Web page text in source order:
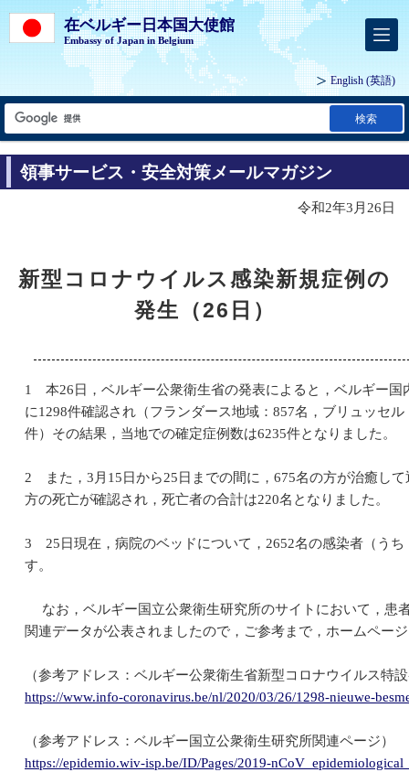
在ベルギー日本国大使館
Embassy of Japan in Belgium
English (英語)
検索
領事サービス・安全対策メールマガジン
令和2年3月26日
新型コロナウイルス感染新規症例の
発生（26日）
1 本26日，ベルギー公衆衛生省の発表によると，ベルギー国
に1298件確認され（フランダース地域：857名，ブリュッセ
件）その結果，当地での確定症例数は6235件となりました。
2 また，3月15日から25日までの間に，675名の方が治癒し
方の死亡が確認され，死亡者の合計は220名となりました。
3 25日現在，病院のベッドについて，2652名の感染者（う
す。
なお，ベルギー国立公衆衛生研究所のサイトにおいて，患
関連データが公表されましたので，ご参考まで，ホームペー
（参考アドレス：ベルギー公衆衛生省新型コロナウイルス特
https://www.info-coronavirus.be/nl/2020/03/26/1298-nieuwe-
（参考アドレス：ベルギー国立公衆衛生研究所関連ページ）
https://epidemio.wiv-isp.be/ID/Pages/2019-